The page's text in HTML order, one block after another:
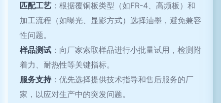
匹配工艺 ：根据覆铜板类型（如FR-4、高频板）和
加工流程（如曝光、显影方式）选择油墨，避免兼容
性问题。
样品测试 ：向厂家索取样品进行小批量试用，检测附
着力、耐热性等关键指标。
服务支持 ：优先选择提供技术指导和售后服务的厂
家，以应对生产中的突发问题。